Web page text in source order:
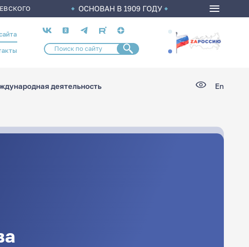
ОСНОВАН В 1909 ГОДУ
Социальные
сети
деятельность En